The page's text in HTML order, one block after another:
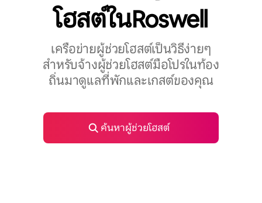
โฮสต์ในRoswell
เครือข่ายผู้ช่วยโฮสต์เป็นวิธีง่ายๆ
สำหรับจ้างผู้ช่วยโฮสต์มือโปรในท้อง
ถิ่นมาดูแลที่พักและเกสต์ของคุณ
ค้นหาผู้ช่วยโฮสต์